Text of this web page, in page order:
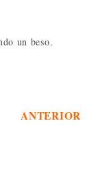
un beso.
ANTERIOR